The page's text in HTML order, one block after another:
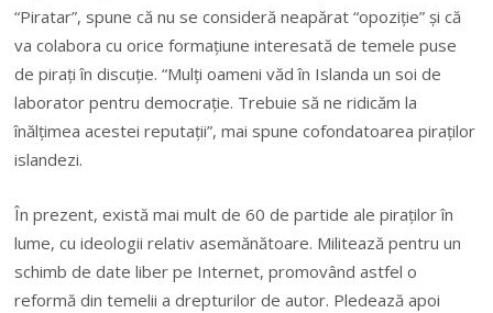
“Piratar”, spune că nu se consideră neapărat “opoziţie” şi că
va colabora cu orice formaţiune interesată de temele puse
de piraţi în discuţie. “Mulţi oameni văd în Islanda un soi de
laborator pentru democraţie. Trebuie să ne ridicăm la
înălţimea acestei reputaţii”, mai spune cofondatoarea piraţilor
islandezi.
În prezent, există mai mult de 60 de partide ale piraţilor în
lume, cu ideologii relativ asemănătoare. Militează pentru un
schimb de date liber pe Internet, promovând astfel o
reformă din temelii a drepturilor de autor. Pledează apoi